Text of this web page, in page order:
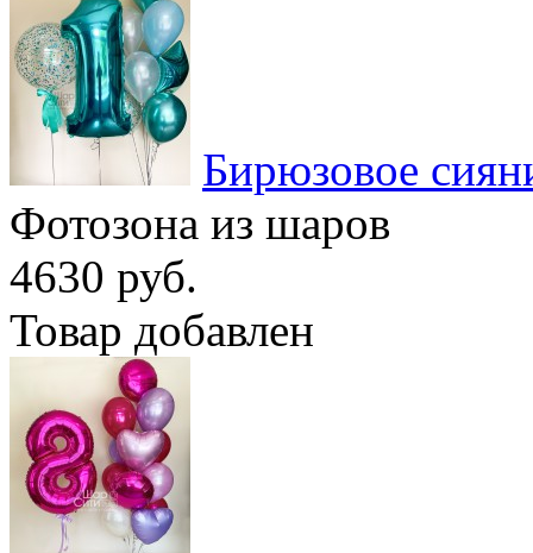
Бирюзовое
Фотозона из шаров
4630 руб.
Товар добавлен